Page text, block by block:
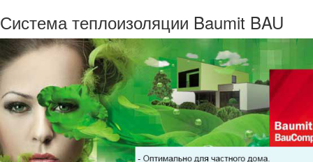
Система теплоизоляции Baumit BAU